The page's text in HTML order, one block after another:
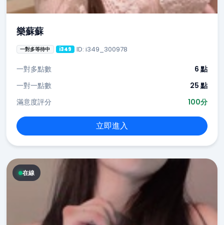
樂蘇蘇
一對多等待中 i349 ID: i349_300978
一對多點數
6 點
一對一點數
25 點
滿意度評分
100分
立即進入
在線